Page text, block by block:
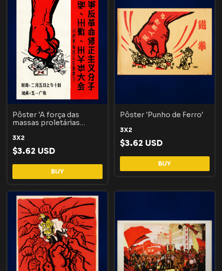
Pôster 'A força das
massas proletárias
3X2
$3.62 USD
BUY
Pôster 'Punho de Ferro'
3X2
$3.62 USD
BUY